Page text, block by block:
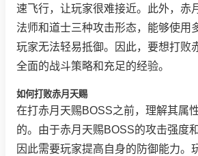
速飞行，让玩家很难接近。此外，赤
法师和道士三种攻击形态，能够使用
玩家无法轻易抵御。因此，要想打败
全面的战斗策略和充足的经验。
如何打败赤月天赐
在打赤月天赐BOSS之前，理解其属
的。由于赤月天赐BOSS的攻击强度
因此需要玩家提高自身的防御能力。